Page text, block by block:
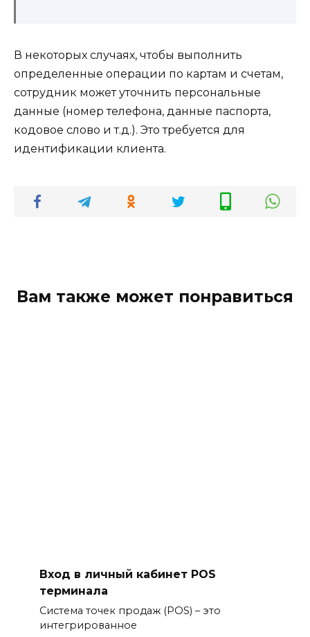
В некоторых случаях, чтобы выполнить
определенные операции по картам и счетам,
сотрудник может уточнить персональные
данные (номер телефона, данные паспорта,
кодовое слово и т.д.). Это требуется для
идентификации клиента.
Вам также может понравиться
Вход в личный кабинет POS
терминала
Система точек продаж (POS) – это
интегрированное